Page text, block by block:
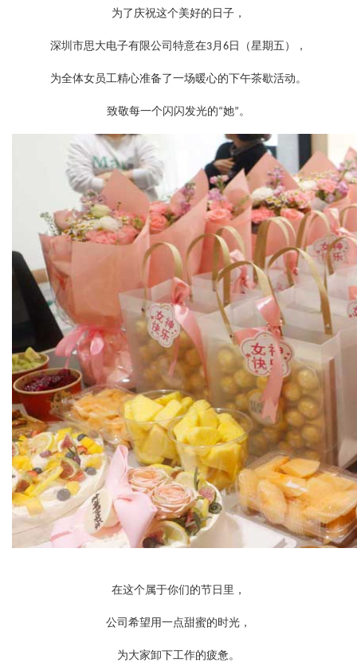
为了庆祝这个美好的日子，
深圳市思大电子有限公司特意在3月 6 日（星期五），
为全体女员工精心准备了一场暖心的下午茶歇活动。
致敬每一个闪闪发光的“她”。
在这个属于你们的节日里，
公司希望用一点甜蜜的时光，
为大家卸下工作的疲惫。